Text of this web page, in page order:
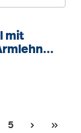
mit
Seite
5